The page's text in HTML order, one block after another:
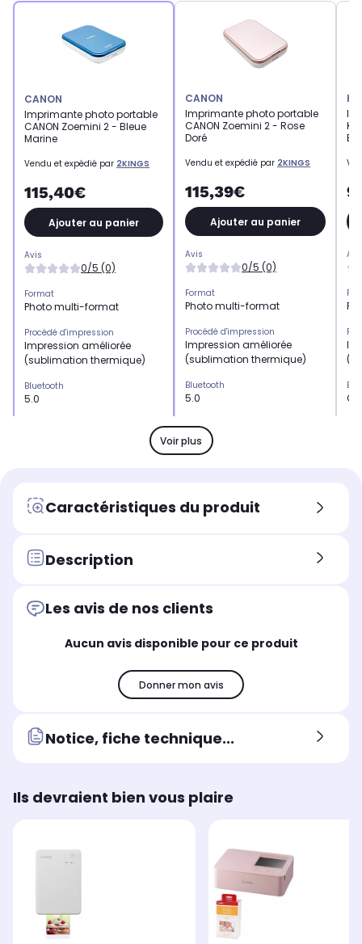
CANON
Imprimante photo portable
CANON Zoemini 2 - Bleue
Marine
Vendu et expédié par 2KINGS
115,40€
Ajouter au panier
Avis
0/5 (0)
Format
Photo multi-format
Procédé d'impression
Impression améliorée
(sublimation thermique)
Bluetooth
5.0
Application
Canon Mini Print
Batterie
Non communiqué
CANON
Imprimante photo portable
CANON Zoemini 2 - Rose
Doré
Vendu et expédié par 2KINGS
115,39€
Ajouter au panier
Avis
0/5 (0)
Format
Photo multi-format
Procédé d'impression
Impression améliorée
(sublimation thermique)
Bluetooth
5.0
Wifi
Non
Application
Canon Mini Print
Non communiqué
Aucun
Port USB
Aucun
Oui
Voir plus
Caractéristiques du produit
Description
Les avis de nos clients
Aucun avis disponible pour ce produit
Donner mon avis
Notice, fiche technique...
Ils devraient bien vous plaire